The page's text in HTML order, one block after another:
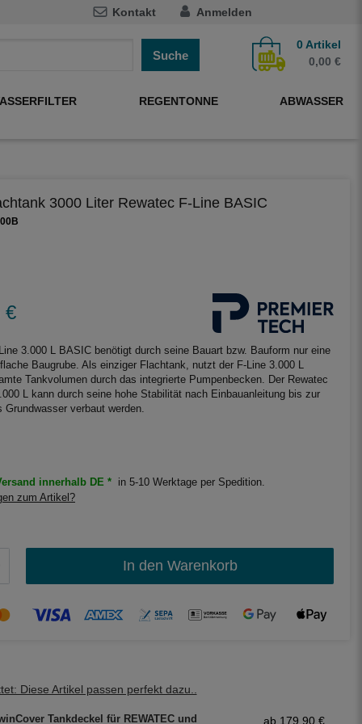
Kontakt Anmelden
Suche
0Artikel
0,00 €
REGENTONNE ABWASSER
3000 Liter Rewatec F-Line BASIC
€
3.000 L BASIC benötigt durch seine Bauart bzw. Bauform nur eine
Baugrube. Als einziger Flachtank, nutzt der F-Line 3.000 L
Tankvolumen durch das integrierte Pumpenbecken. Der Rewatec
L kann durch seine hohe Stabilität nach Einbauanleitung bis zur
Grundwasser verbaut werden.
innerhalb DE *
in 5-10 Werktage per Spedition.
zum Artikel?
In den Warenkorb
Diese Artikel passen perfekt dazu..
Tankdeckel für REWATEC und
ab 179,90 €